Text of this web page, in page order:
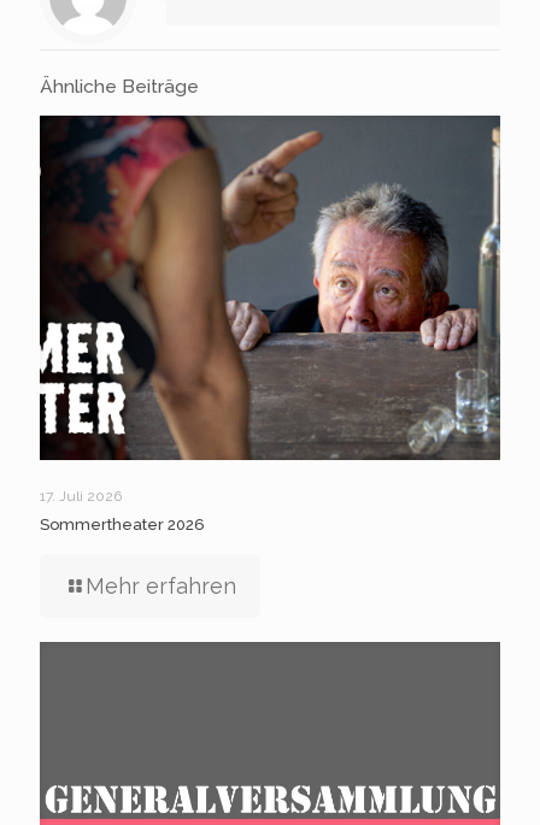
Ähnliche Beiträge
17. Juli 2026
Sommertheater 2026
Mehr erfahren